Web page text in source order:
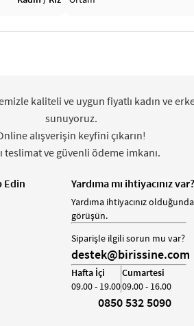
kaliteli ve uygun fiyatlı kadın ve
sunuyoruz.
alışverişin keyfini çıkarın!
teslimat ve güvenli ödeme imkanı.
Edin Yardıma mı ihtiyacınız var?
Yardıma ihtiyacınız
görüşün.
Siparişle ilgili sorun mu var?
destek@birissine.com
Hafta İçi
09.00 - 19.00
Cumartesi
09.00 - 16.00
0850 532 5090